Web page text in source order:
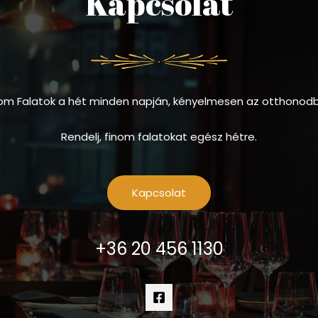
Falatok a hét minden napján, kényelmesen az
Rendelj, finom falatokat egész hétre.
Kapcsolat
+36 20 456 1130